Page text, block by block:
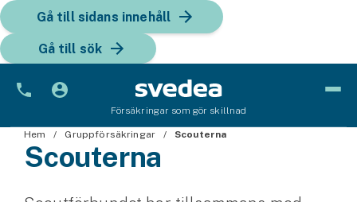
Gå till sidans innehåll
Gå till sök
Försäkringar som gör skillnad
Bil
Hem Gruppförsäkringar Scouterna
Scouterna